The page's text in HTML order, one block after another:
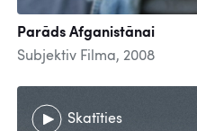
Parāds Afganistānai
Subjektiv Filma, 2008
Skatīties